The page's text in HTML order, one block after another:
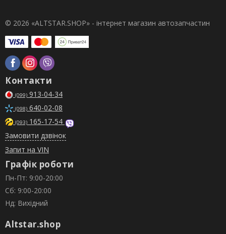
© 2026 «ALTSTAR.SHOP» - інтернет магазин автозапчастин
Контакти
(099) 913-04-34
(098) 640-02-08
(093) 165-17-54
Замовити дзвінок
Запит на VIN
Графік роботи
Пн-Пт: 9:00-20:00
Сб: 9:00-20:00
Нд: Вихідний
Altstar.shop